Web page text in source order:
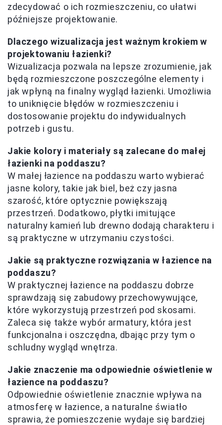
zdecydować o ich rozmieszczeniu, co ułatwi
późniejsze projektowanie.
Dlaczego wizualizacja jest ważnym krokiem w
projektowaniu łazienki?
Wizualizacja pozwala na lepsze zrozumienie, jak
będą rozmieszczone poszczególne elementy i
jak wpłyną na finalny wygląd łazienki. Umożliwia
to uniknięcie błędów w rozmieszczeniu i
dostosowanie projektu do indywidualnych
potrzeb i gustu.
Jakie kolory i materiały są zalecane do małej
łazienki na poddaszu?
W małej łazience na poddaszu warto wybierać
jasne kolory, takie jak biel, beż czy jasna
szarość, które optycznie powiększają
przestrzeń. Dodatkowo, płytki imitujące
naturalny kamień lub drewno dodają charakteru i
są praktyczne w utrzymaniu czystości.
Jakie są praktyczne rozwiązania w łazience na
poddaszu?
W praktycznej łazience na poddaszu dobrze
sprawdzają się zabudowy przechowywujące,
które wykorzystują przestrzeń pod skosami.
Zaleca się także wybór armatury, która jest
funkcjonalna i oszczędna, dbając przy tym o
schludny wygląd wnętrza.
Jakie znaczenie ma odpowiednie oświetlenie w
łazience na poddaszu?
Odpowiednie oświetlenie znacznie wpływa na
atmosferę w łazience, a naturalne światło
sprawia, że pomieszczenie wydaje się bardziej